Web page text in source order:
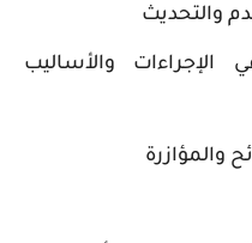
والتحديث
الإجراءات والأساليب
والمؤازرة